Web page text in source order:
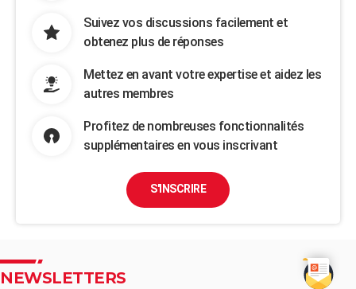
Suivez vos discussions facilement et
obtenez plus de réponses
Mettez en avant votre expertise et aidez les
autres membres
Profitez de nombreuses fonctionnalités
supplémentaires en vous inscrivant
S'INSCRIRE
NEWSLETTERS